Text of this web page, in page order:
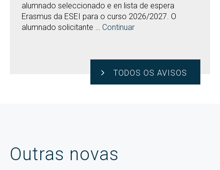
alumnado seleccionado e en lista de espera
Erasmus da ESEI para o curso 2026/2027. O
alumnado solicitante … Continuar
TODOS OS AVISOS
Outras novas